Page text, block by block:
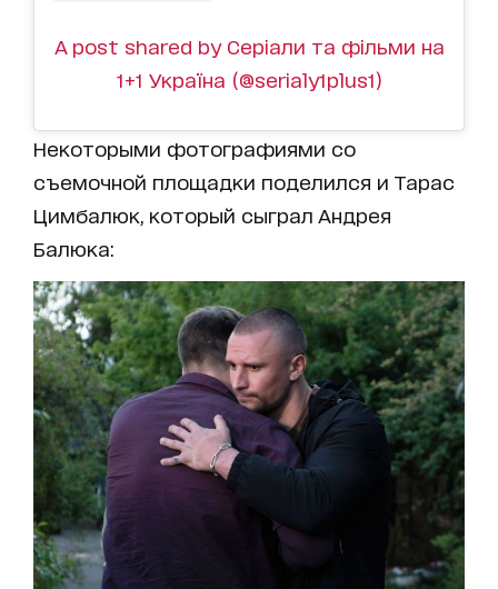
A post shared by Серіали та фільми на
1+1 Україна (@serialy1plus1)
Некоторыми фотографиями со
съемочной площадки поделился и Тарас
Цимбалюк, который сыграл Андрея
Балюка: